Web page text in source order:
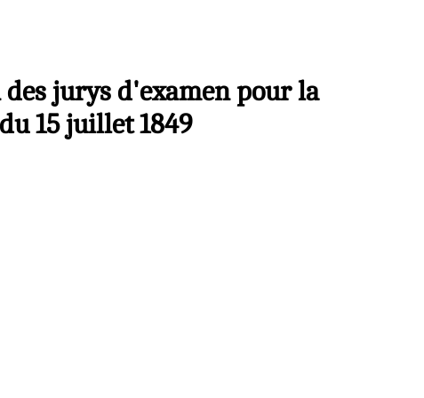
jurys d'examen pour la
15 juillet 1849